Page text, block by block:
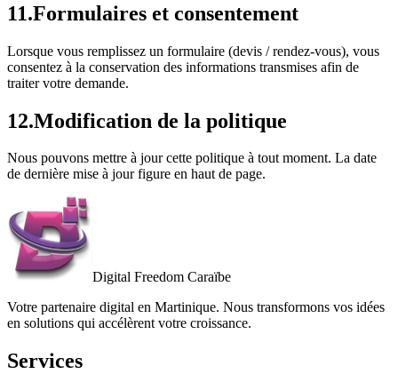
11.Formulaires et consentement
Lorsque vous remplissez un formulaire (devis / rendez-vous), vous
consentez à la conservation des informations transmises afin de
traiter votre demande.
12.Modification de la politique
Nous pouvons mettre à jour cette politique à tout moment. La date
de dernière mise à jour figure en haut de page.
Digital Freedom Caraïbe
Votre partenaire digital en Martinique. Nous transformons vos idées
en solutions qui accélèrent votre croissance.
Services